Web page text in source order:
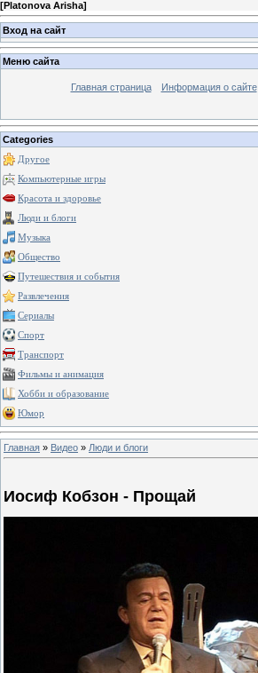
[Platonova Arisha]
Вход на сайт
Меню сайта
Главная страница Информация о сайте
Categories
Другое
Компьютерные игры
Красота и здоровье
Люди и блоги
Музыка
Общество
Путешествия и события
Развлечения
Сериалы
Спорт
Транспорт
Фильмы и анимация
Хобби и образование
Юмор
Главная » Видео » Люди и блоги
Иосиф Кобзон - Прощай